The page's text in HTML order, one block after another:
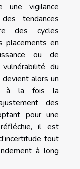
une vigilance
tendances
des cycles
placements en
ou de
du
alors un
à la fois la
des
pour une
il est
tout
à long